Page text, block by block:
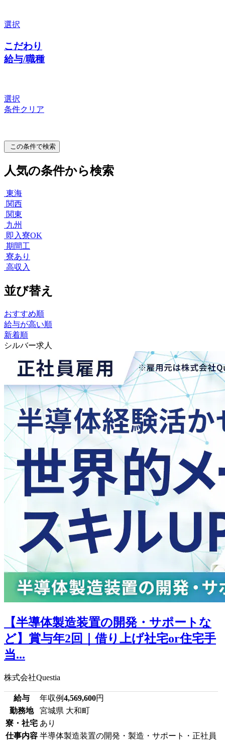
選択
こだわり
給与/職種
選択
条件クリア
この条件で検索
人気の条件から検索
東海
関西
関東
九州
即入寮OK
期間工
寮あり
高収入
並び替え
おすすめ順
給与が高い順
新着順
シルバー求人
【半導体製造装置の開発・サポートな
ど】賞与年2回｜借り上げ社宅or住宅手
当...
株式会社Questia
給与 年収例4,569,600円
勤務地
宮城県 大和町
寮・社宅 あり
仕事内容 半導体製造装置の開発・製造・サポート・正社員